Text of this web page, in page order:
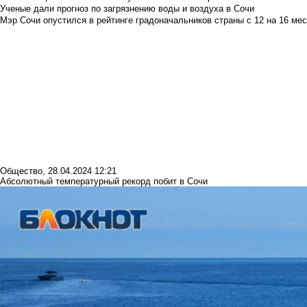
Ученые дали прогноз по загрязнению воды и воздуха в Сочи
Мэр Сочи опустился в рейтинге градоначальников страны с 12 на 16
Общество, 28.04.2024 12:21
Абсолютный температурный рекорд побит в Сочи